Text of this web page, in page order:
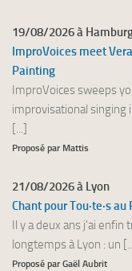
19/08/2026 à
ImproVoices meet
Painting
ImproVoices sweeps
improvisational singing
[...]
Proposé par Mattis
21/08/2026 à Lyon
Chant pour Tou·te·s
Il y a deux ans j'ai
longtemps à Lyon : un
Proposé par Gaël Aubrit